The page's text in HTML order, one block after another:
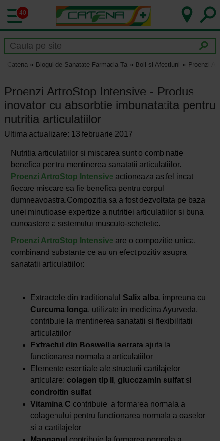
40
Catena Blogul de Sanatate Farmacia Ta Boli si Afectiuni Proenzi
Proenzi ArtroStop Intensive - Produs
inovator cu absorbtie imbunatatita pentru
nutritia articulatiilor
Ultima actualizare: 13 februarie 2017
Nutritia articulatiilor si miscarea sunt o combinatie
benefica pentru mentinerea sanatatii articulatiilor.
Proenzi ArtroStop Intensive actioneaza astfel incat
fiecare miscare sa fie benefica pentru corpul
dumneavoastra.Compozitia sa a fost dezvoltata pe baza
unei minutioase expertize a nutritiei articulatiilor si buna
cunoastere a sistemului musculo-scheletic.
Proenzi ArtroStop Intensive are o compozitie unica,
combinand substante ce au un efect pozitiv asupra
sanatatii articulatiilor:
Extractele din traditionalul Salix alba, impreuna cu
Curcuma longa, utilizate in medicina Ayurveda,
contribuie la mentinerea sanatatii si flexibilitatii
articulatiilor
Extractul din Boswellia serrata ajuta la
functionarea normala a articulatiilor
Elemente esentiale ale structurii cartilajelor
articulare: colagen tip II , glucozamin sulfatsi
condroitin sulfat
Vitamina C contribuie la formarea normala a
colagenului pentru functionarea normala a oaselor
si a cartilajelor